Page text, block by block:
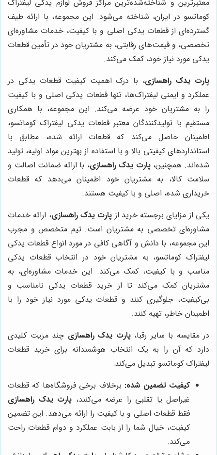
معتبرترین و شناخته‌شده‌ترین مراکز فروش لوازم یدکی لیفتراک
کوماتسو در ایران، شناخته می‌شود. این مجموعه، با ارائه طیف
گسترده‌ای از قطعات یدکی اصلی و با کیفیت، خدمات مشاوره‌ای
تخصصی، و قیمت‌های رقابتی، به مشتریان خود در تأمین قطعات
یدکی مورد نیاز خود، کمک می‌کند.
پارت یدک راهسازی، با درک اهمیت کیفیت قطعات یدکی در
عملکرد و ایمنی لیفتراک‌ها، تنها قطعات یدکی اصلی و با کیفیت
را به مشتریان خود عرضه می‌کند. این مجموعه، با همکاری
مستقیم با تولیدکنندگان معتبر قطعات یدکی لیفتراک کوماتسو،
اطمینان حاصل می‌کند که قطعات ارائه شده، مطابق با
استانداردهای کیفیتی بالا و با استفاده از بهترین مواد اولیه، تولید
شده‌اند. همچنین،پارت یدک راهسازی، با ارائه ضمانت اصالت و
سلامت کالا، به مشتریان خود اطمینان می‌دهد که قطعات
خریداری شده، اصلی و با کیفیت هستند.
یکی از مزایای برجسته خرید از پارت یدک راهسازی، ارائه خدمات
مشاوره‌ای تخصصی به مشتریان است. تیم متخصص و مجرب
این مجموعه، با دانش و آگاهی کافی در مورد انواع قطعات یدکی
لیفتراک کوماتسو، به مشتریان خود در انتخاب قطعات یدکی
مناسب و با کیفیت، کمک می‌کند. این خدمات مشاوره‌ای، به
مشتریان کمک می‌کند تا از خرید قطعات یدکی نامناسب و
بی‌کیفیت، جلوگیری کنند و قطعات یدکی مورد نیاز خود را با
اطمینان خاطر، تهیه کنند.
در مقایسه با سایر رقبا،پارت یدک راهسازی چند مزیت کلیدی
دارد که آن را به یک انتخاب هوشمندانه برای خرید قطعات
لیفتراک کوماتسو تبدیل می‌کند:
کیفیت تضمین شده: برخلاف برخی فروشگاه‌ها که قطعات
غیراصل یا تقلبی را عرضه می‌کنند، پارت یدک راهسازی
فقط قطعات اصلی و با کیفیت را ارائه می‌دهد. این تضمین
کیفیت، خیال شما را از بابت عملکرد و دوام قطعات راحت
می‌کند.